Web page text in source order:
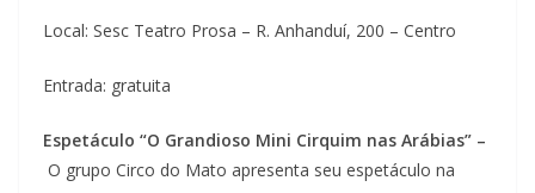
Local: Sesc Teatro Prosa – R. Anhanduí, 200 – Centro
Entrada: gratuita
Espetáculo “O Grandioso Mini Cirquim nas Arábias” –
O grupo Circo do Mato apresenta seu espetáculo na